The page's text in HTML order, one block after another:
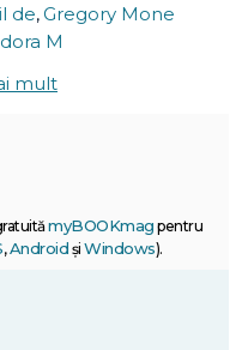
de,Gregory Mone
M
mult
myBOOKmag pentru
,Android și Windows).